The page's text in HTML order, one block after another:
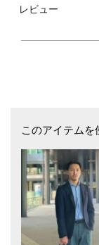
ットソー、ニット
リングが可能です。
コーディネートを
加えたいアイテムで
【DEVORE Incipit
イタリアはナポリ
ションやコンサル
たデザイナーのマル
社が出会ったことに
レビュー
このアイテム